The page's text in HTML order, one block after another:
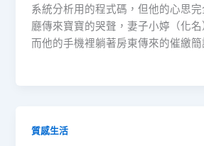
系統分析用的程式碼，但他的心思
廳傳來寶寶的哭聲，妻子小婷（化名
而他的手機裡躺著房東傳來的催繳
質感生活